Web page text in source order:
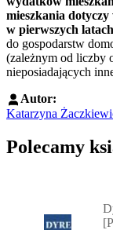
mieszkania dotyczy
w pierwszych
do gospodarstw
(zależnym od liczby
nieposiadających
Autor:
Katarzyna
Polecamy